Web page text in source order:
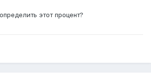
этот процент?